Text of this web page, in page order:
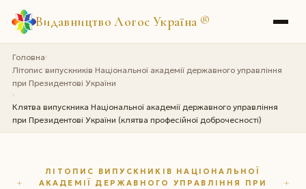
Видавництво Логос Україна ®
Головна›
Літопис випускників Національної академії державного управління
при Президентові України
›
Клятва випускника Національної академії державного управління
при Президентові України (клятва професійної доброчесності)
ЛІТОПИС ВИПУСКНИКІВ НАЦІОНАЛЬНОЇ
АКАДЕМІЇ ДЕРЖАВНОГО УПРАВЛІННЯ ПРИ